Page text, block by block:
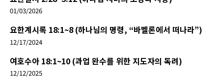
01/03/2026
요한계시록 18:1~8 (하나님의 명령, “바벨론에서 떠나라”)
12/17/2024
여호수아 18:1~10 (과업 완수를 위한 지도자의 독려)
12/12/2025